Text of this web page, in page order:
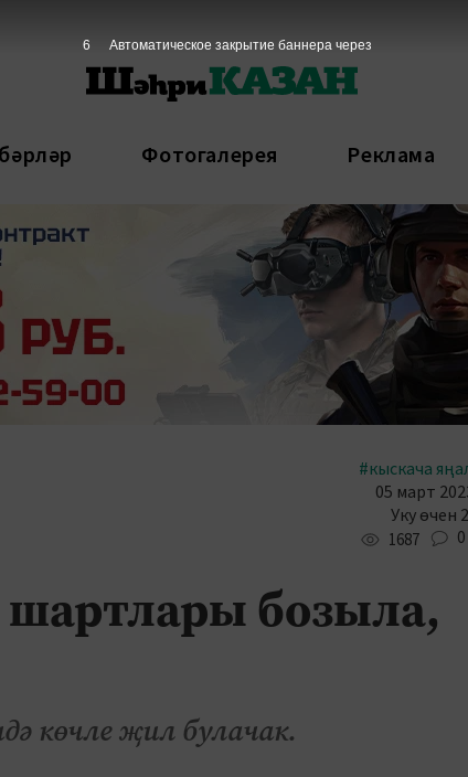
Фотогалерея Реклама
#кыскача
05 март
Уку өчен
1687 0
бозыла,
көчле җил булачак.
5 Автоматическое закрытие баннера через